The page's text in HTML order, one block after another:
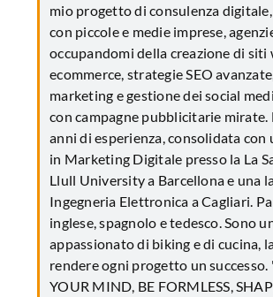
mio progetto di consulenza
con piccole e medie imprese,
occupandomi della creazione di siti
ecommerce, strategie SEO
marketing e gestione dei social
con campagne pubblicitarie
anni di esperienza, consolidata con
in Marketing Digitale presso la La
Llull University a Barcellona e una
Ingegneria Elettronica a Cagliari.
inglese, spagnolo e tedesco. Sono
appassionato di biking e di cucina,
rendere ogni progetto un successo.
YOUR MIND, BE FORMLESS,